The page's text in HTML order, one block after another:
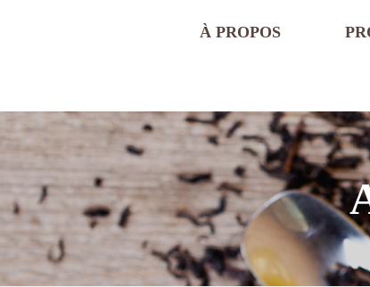
À PROPOS